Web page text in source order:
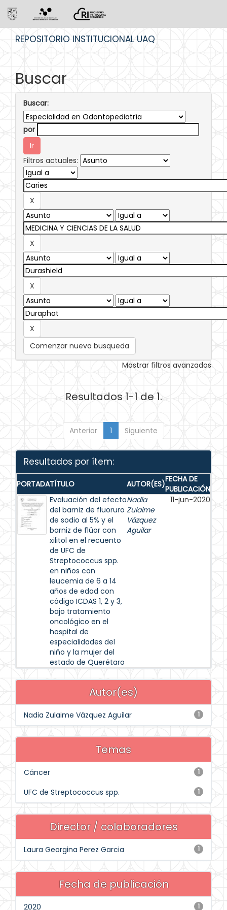
REPOSITORIO INSTITUCIONAL UAQ
Buscar
Buscar:
por
Filtros actuales:
Comenzar nueva busqueda
Mostrar filtros avanzados
Resultados 1-1 de 1.
Anterior 1 Siguiente
Resultados por ítem:
PORTADATÍTULO AUTOR(ES)FECHA DE
PUBLICACIÓN
Evaluación del efecto
del barniz de fluoruro
de sodio al 5% y el
barniz de flúor con
xilitol en el recuento
de UFC de
Streptococcus spp.
en niños con
leucemia de 6 a 14
años de edad con
código ICDAS 1, 2 y 3,
bajo tratamiento
oncológico en el
hospital de
especialidades del
niño y la mujer del
estado de Querétaro
Nadia
Zulaime
Vázquez
Aguilar
11-jun-2020
Autor(es)
1
Nadia Zulaime Vázquez Aguilar
Temas
1
Cáncer
1
UFC de Streptococcus spp.
Director / colaboradores
1
Laura Georgina Perez Garcia
Fecha de publicación
1
2020